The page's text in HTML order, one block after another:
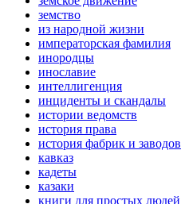
земство
из народной жизни
императорская фамилия
инородцы
инославие
интеллигенция
инциденты и скандалы
истории ведомств
история права
история фабрик и заводов
кавказ
кадеты
казаки
книги для простых людей